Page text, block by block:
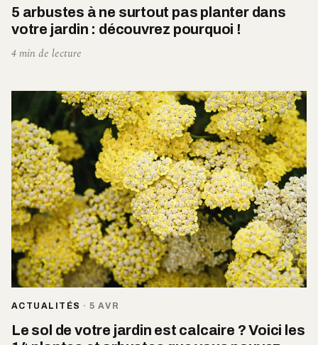
5 arbustes à ne surtout pas planter dans
votre jardin : découvrez pourquoi !
4 min de lecture
ACTUALITÉS · 5 AVR
Le sol de votre jardin est calcaire ? Voici les